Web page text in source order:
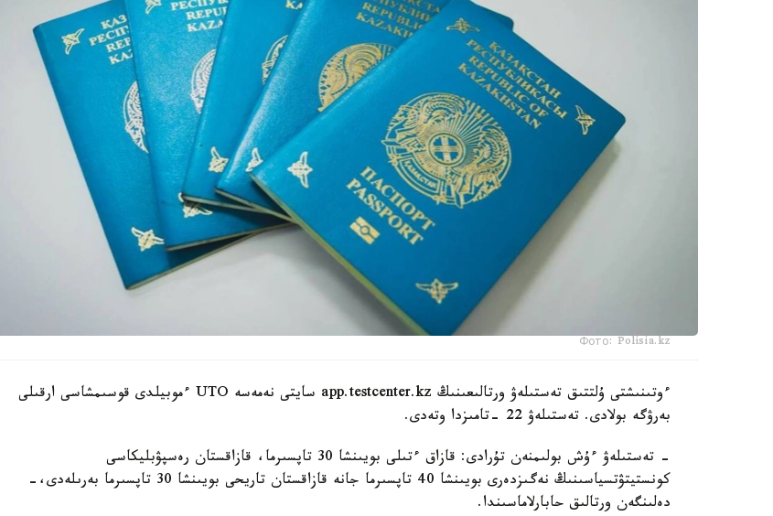
Фото: Polisia.kz
ءوتىنىشتى ۇلتتىق تەستىلەۋ ورتالىعىنىڭ app.testcenter.kz سايتى نەمەسە UTO ءموبيلدى قوسىمشاسى ارقىلى
بەرۋگە بولادى. تەستىلەۋ 22 -تامىزدا وتەدى.
- تەستىلەۋ ءۇش بولىمنەن تۇرادى: قازاق ءتىلى بويىنشا 30 تاپسىرما، قازاقستان رەسپۋبليكاسى
كونستيتۋتسياسىنىڭ نەگىزدەرى بويىنشا 40 تاپسىرما جانە قازاقستان تاريحى بويىنشا 30 تاپسىرما بەرىلەدى،-
دەلىنگەن ورتالىق حابارلاماسىندا.